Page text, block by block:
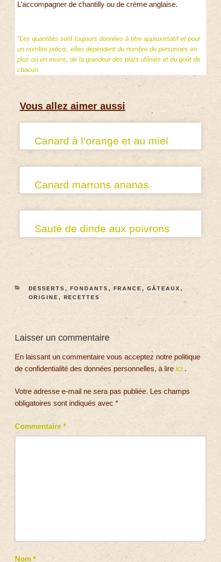
L’accompagner de chantilly ou de crème anglaise.
*Les quantités sont toujours données à titre approximatif et pour
un nombre précis, elles dépendent du nombre de personnes en
plus ou en moins, de la grandeur des plats utilisés et du goût de
chacun.
Vous allez aimer aussi
Canard à l’orange et au miel
Canard marrons ananas
Sauté de dinde aux poivrons
DESSERTS , FONDANTS , FRANCE , GÂTEAUX ,
ORIGINE , RECETTES
Laisser un commentaire
En laissant un commentaire vous acceptez notre politique
de confidentialité des données personnelles, à lire ici .
Votre adresse e-mail ne sera pas publiée. Les champs
obligatoires sont indiqués avec *
Commentaire *
Nom *